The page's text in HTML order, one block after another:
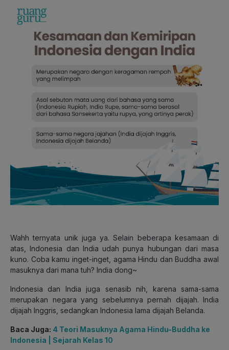
Wahh ternyata unik juga ya. Selain beberapa kesamaan di
atas, Indonesia dan India udah punya hubungan dari masa
kuno. Coba kamu inget-inget, agama Hindu dan Buddha awal
masuknya dari mana tuh? India dong~
Indonesia dan India juga senasib nih, karena sama-sama
merupakan negara yang sebelumnya pernah dijajah. India
dijajah Inggris, sedangkan Indonesia lama dijajah Belanda.
Baca Juga: 4 Teori Masuknya Agama Hindu-Buddha ke
Indonesia | Sejarah Kelas 10